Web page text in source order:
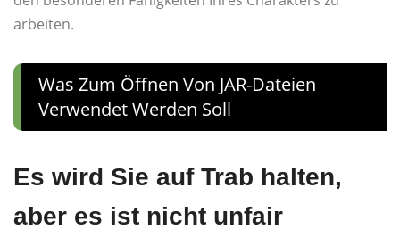
arbeiten.
Was Zum Öffnen Von JAR-Dateien
Verwendet Werden Soll
Es wird Sie auf Trab halten,
aber es ist nicht unfair